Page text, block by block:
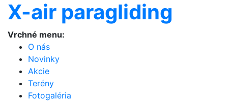
X-air paragliding
Vrchné menu:
O nás
Novinky
Akcie
Terény
Fotogaléria